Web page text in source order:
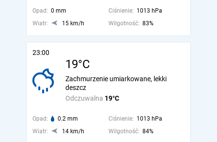
Opad: 0 mm Ciśnienie: 1013 hPa
Wiatr:
15 km/h Wilgotność: 83%
23:00
19°C
Odczuwalna 19°C
Zachmurzenie umiarkowane, lekki
deszcz
Opad: 0.2 mm Ciśnienie: 1013 hPa
Wiatr:
14 km/h Wilgotność: 84%